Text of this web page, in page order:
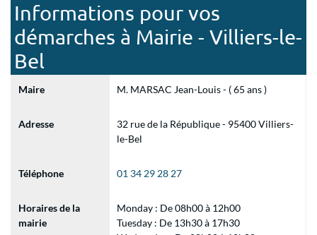
Informations pour vos
démarches à Mairie - Villiers-le-
Bel
Maire M. MARSAC Jean-Louis - ( 65 ans )
Adresse
32 rue de la République - 95400 Villiers-
le-Bel
Téléphone 01 34 29 28 27
Horaires de la
mairie
Monday : De 08h00 à 12h00
Tuesday : De 13h30 à 17h30